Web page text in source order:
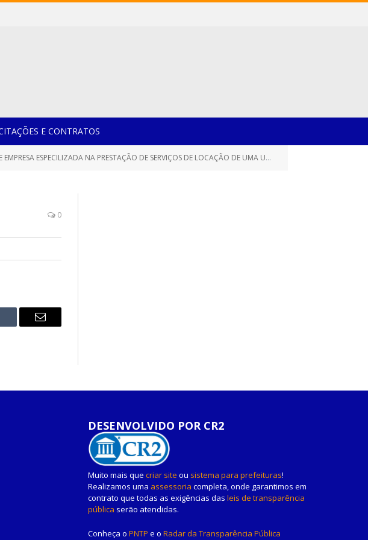
E CONTRATOS
DE SERVIÇOS DE LOCAÇÃO DE UMA UNIDADE MÓVEL DE ENSINO (LABORATÓRIO DE INFORMÁTICA – PROJETO CONCECT BUS))
0
E-
DESENVOLVIDO POR CR2
Muito mais que criar site ou sistema para prefeituras!
Realizamos uma assessoria completa, onde garantimos em
contrato que todas as exigências das leis de transparência
pública serão atendidas.
Conheça o PNTP e o Radar da Transparência Pública